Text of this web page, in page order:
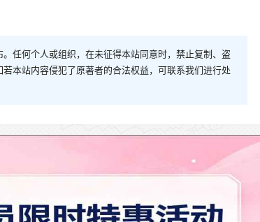
任何个人或组织，在未征得本站同意时，禁止复制、盗
本站内容侵犯了原著者的合法权益，可联系我们进行处